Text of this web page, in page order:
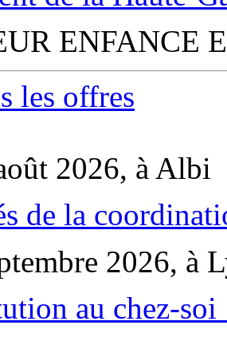
ENFANCE
les offres
2026, à Albi
de la
2026, à
au chez-